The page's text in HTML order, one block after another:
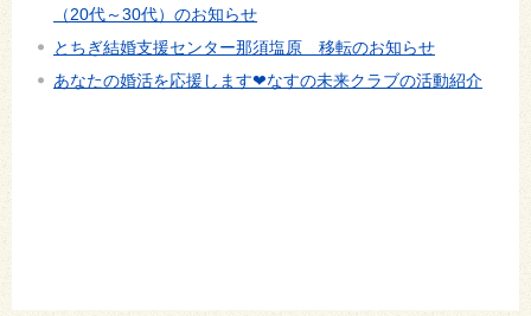
（20代～30代）のお知らせ
とちぎ結婚支援センター那須塩原 移転のお知らせ
あなたの婚活を応援します❤なすの未来クラブの活動紹介